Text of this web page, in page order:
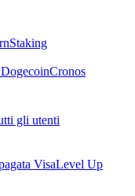
Staking
DogecoinCronos
gli utenti
VisaLevel Up